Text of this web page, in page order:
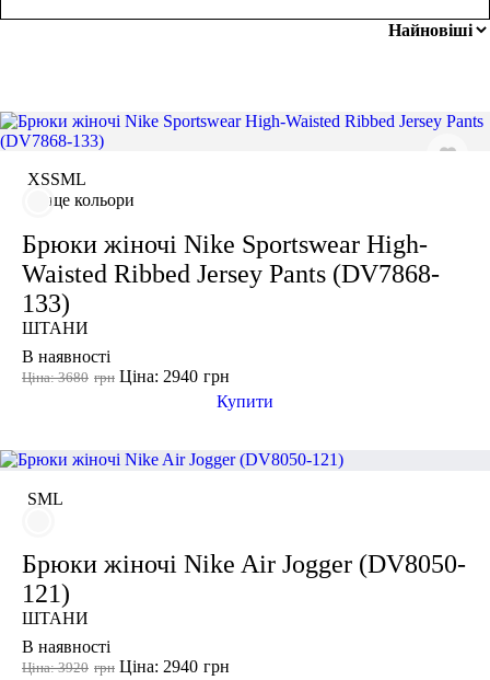
Розмір одягу
Колір
Розмір взуття
Виробник
ФУТБОЛКИ
Взуття
АКСЕСУАРИ
XSSML
ще кольори
Брюки жіночі Nike Sportswear High-
Waisted Ribbed Jersey Pants (DV7868-
133)
ШТАНИ
В наявності
грн
Ціна: 3680 грн
Ціна: 2940
Купити
SML
Брюки жіночі Nike Air Jogger (DV8050-
121)
ШТАНИ
В наявності
грн
Ціна: 3920 грн
Ціна: 2940